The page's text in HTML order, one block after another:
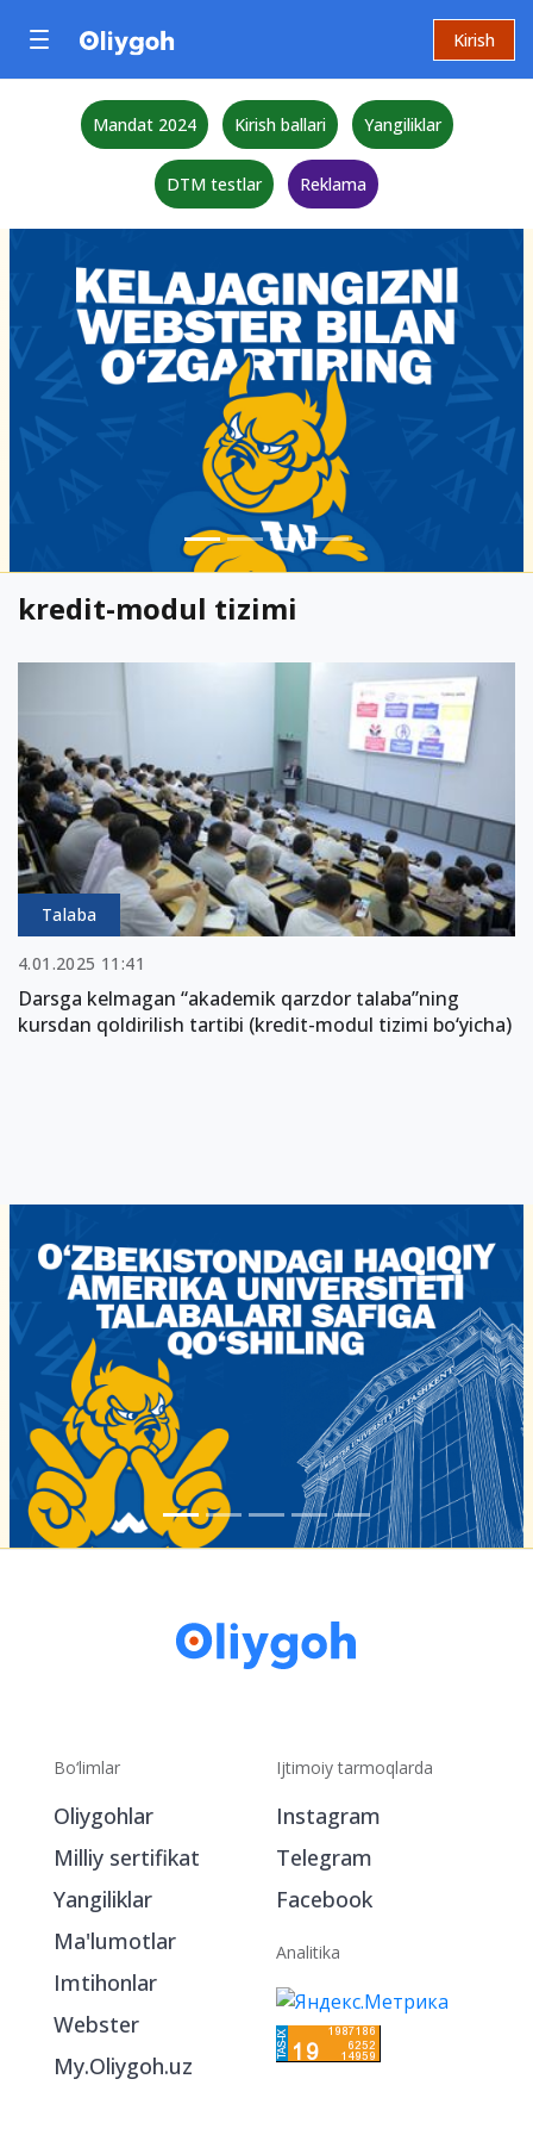
Kirish
Mandat 2024 Kirish ballari Yangiliklar
DTM testlar Reklama
kredit-modul tizimi
Talaba
4.01.2025 11:41
Darsga kelmagan “akademik qarzdor talaba”ning
kursdan qoldirilish tartibi (kredit-modul tizimi bo‘yicha)
Bo‘limlar
Oliygohlar
Milliy sertifikat
Yangiliklar
Ma'lumotlar
Imtihonlar
Webster
My.Oliygoh.uz
Ijtimoiy tarmoqlarda
Instagram
Telegram
Facebook
Analitika